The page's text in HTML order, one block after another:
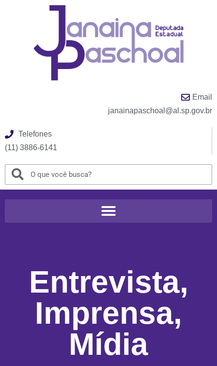
Email
janainapaschoal@al.sp.gov.br
Telefones
(11) 3886-6141
Entrevista,
Imprensa,
Mídia